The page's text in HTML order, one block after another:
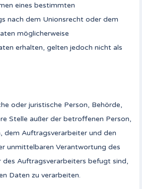
eines bestimmten
nach dem Unionsrecht oder dem
möglicherweise
erhalten, gelten jedoch nicht als
oder juristische Person, Behörde,
Stelle außer der betroffenen Person,
dem Auftragsverarbeiter und den
unmittelbaren Verantwortung des
Auftragsverarbeiters befugt sind,
Daten zu verarbeiten.